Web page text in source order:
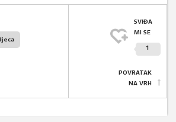
SVIĐA
MI SE
1
POVRATAK
NA VRH